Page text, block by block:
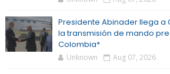
Presidente Abinader llega a
la transmisión de mando
Colombia*
Unknown Aug 07, 2026